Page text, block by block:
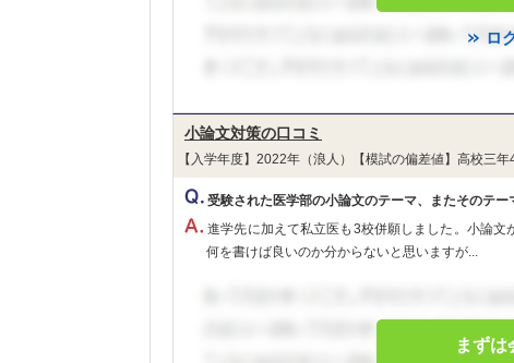
ロ
小論文対策の口コミ
【入学年度】2022年（浪人）【模試の偏差値】高校
受験された医学部の小論文のテーマ、またそのテ
進学先に加えて私立医も3校併願しました。小論文
何を書けば良いのか分からないと思いますが...
まずは